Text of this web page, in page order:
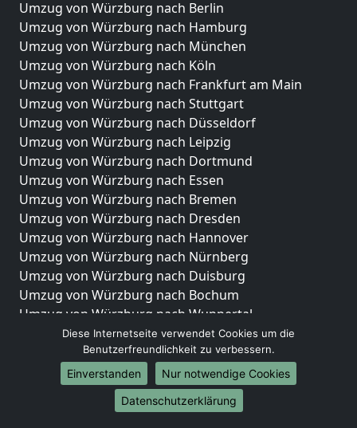
Umzug von Würzburg nach Berlin
Umzug von Würzburg nach Hamburg
Umzug von Würzburg nach München
Umzug von Würzburg nach Köln
Umzug von Würzburg nach Frankfurt am Main
Umzug von Würzburg nach Stuttgart
Umzug von Würzburg nach Düsseldorf
Umzug von Würzburg nach Leipzig
Umzug von Würzburg nach Dortmund
Umzug von Würzburg nach Essen
Umzug von Würzburg nach Bremen
Umzug von Würzburg nach Dresden
Umzug von Würzburg nach Hannover
Umzug von Würzburg nach Nürnberg
Umzug von Würzburg nach Duisburg
Umzug von Würzburg nach Bochum
Umzug von Würzburg nach Wuppertal
Umzug von Würzburg nach Bielefeld
Umzug von Würzburg nach Bonn
Umzug von Würzburg nach Münster
Internationale-Umzüge
Diese Internetseite verwendet Cookies um die
Benutzerfreundlichkeit zu verbessern.
Einverstanden
Nur notwendige Cookies
Datenschutzerklärung